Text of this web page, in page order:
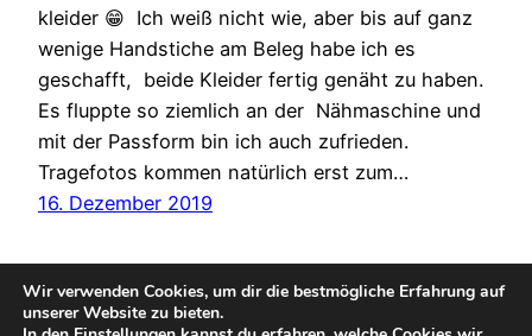
kleider 😁 Ich weiß nicht wie, aber bis auf ganz
wenige Handstiche am Beleg habe ich es
geschafft, beide Kleider fertig genäht zu haben.
Es fluppte so ziemlich an der Nähmaschine und
mit der Passform bin ich auch zufrieden.
Tragefotos kommen natürlich erst zum…
16. Dezember 2019
Wir verwenden Cookies, um dir die bestmögliche Erfahrung auf
unserer Website zu bieten.